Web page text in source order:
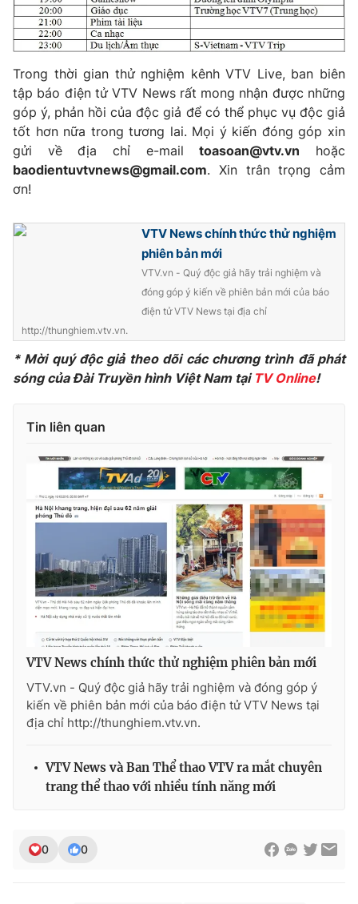
Trong thời gian thử nghiệm kênh VTV Live, ban biên
tập báo điện tử VTV News rất mong nhận được những
góp ý, phản hồi của độc giả để có thể phục vụ độc giả
tốt hơn nữa trong tương lai. Mọi ý kiến đóng góp xin
gửi về địa chỉ e-mailtoasoan@vtv.vn hoặc
baodientuvtvnews@gmail.com. Xin trân trọng cảm
ơn!
VTV News chính thức thử nghiệm
phiên bản mới
VTV.vn - Quý độc giả hãy trải nghiệm và
đóng góp ý kiến về phiên bản mới của báo
điện tử VTV News tại địa chỉ
http://thunghiem.vtv.vn.
* Mời quý độc giả theo dõi các chương trình đã phát
sóng của Đài Truyền hình Việt Nam tại TV Online!
Tin liên quan
VTV News chính thức thử nghiệm phiên bản mới
VTV.vn - Quý độc giả hãy trải nghiệm và đóng góp ý
kiến về phiên bản mới của báo điện tử VTV News tại
địa chỉ http://thunghiem.vtv.vn.
VTV News và Ban Thể thao VTV ra mắt chuyên
trang thể thao với nhiều tính năng mới
0 0